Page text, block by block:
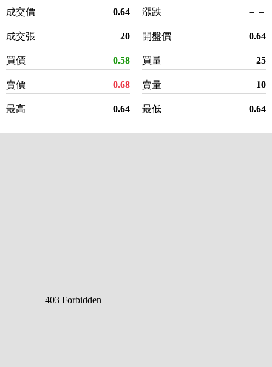
成交價 0.64
成交張 20
買價 0.58
賣價 0.68
最高 0.64
漲跌 －－
開盤價 0.64
買量 25
賣量 10
最低 0.64